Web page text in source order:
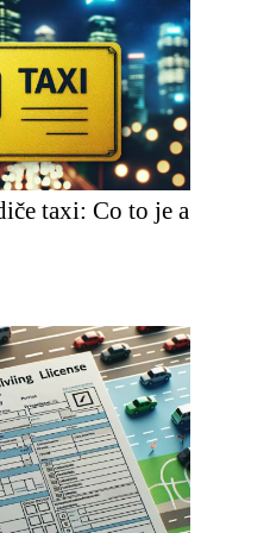
taxi: Co to je a